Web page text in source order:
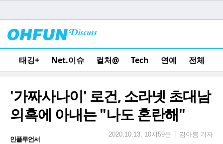
태깅+ Net.이슈 컬처@ Tech 연예 전체
'가짜사나이' 로건, 소라넷 초대남
의혹에 아내는 "나도 혼란해"
인플루언서
2020.10.13. 10시59분 김아름 기자